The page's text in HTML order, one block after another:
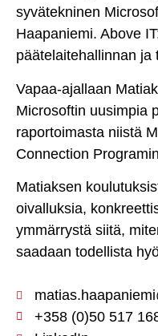
syvätekninen
Haapaniemi. Above
päätelaitehallinnan ja
Vapaa-ajallaan
Microsoftin uusimpia
raportoimasta niistä
Connection
Matiaksen
oivalluksia,
ymmärrystä siitä,
saadaan todellista
+358 (0)50 517